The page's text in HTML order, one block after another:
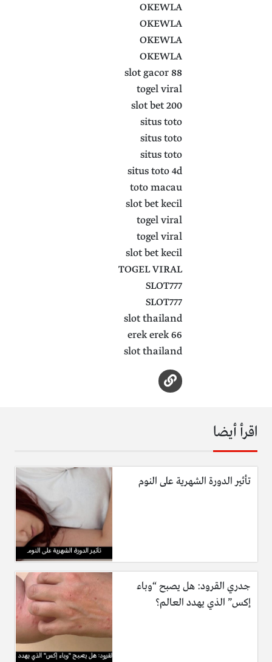
OKEWLA
OKEWLA
OKEWLA
OKEWLA
slot gacor 88
togel viral
slot bet 200
situs toto
situs toto
situs toto
situs toto 4d
toto macau
slot bet kecil
togel viral
togel viral
slot bet kecil
TOGEL VIRAL
SLOT777
SLOT777
slot thailand
erek erek 66
slot thailand
اقرأ أيضا
تأثير الدورة الشهرية على النوم
جدري القرود: هل يصبح “وباء
إكس” الذي يهدد العالم؟